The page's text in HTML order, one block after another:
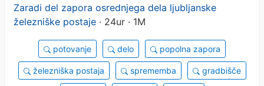
Zaradi del zapora osrednjega dela ljubljanske
železniške postaje · 24ur · 1M
potovanje delo popolna zapora
železniška postaja sprememba gradbišče